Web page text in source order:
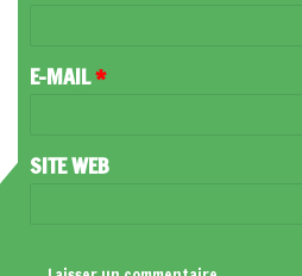
R
E-MAIL*
SITE WEB